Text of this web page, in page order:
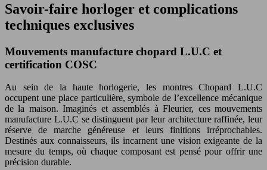
Savoir-faire horloger et complications
techniques exclusives
Mouvements manufacture chopard L.U.C et
certification COSC
Au sein de la haute horlogerie, les montres Chopard L.U.C
occupent une place particulière, symbole de l’excellence mécanique
de la maison. Imaginés et assemblés à Fleurier, ces mouvements
manufacture L.U.C se distinguent par leur architecture raffinée, leur
réserve de marche généreuse et leurs finitions irréprochables.
Destinés aux connaisseurs, ils incarnent une vision exigeante de la
mesure du temps, où chaque composant est pensé pour offrir une
précision durable.